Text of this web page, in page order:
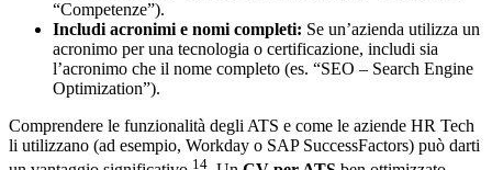
“Competenze”).
Includi acronimi e nomi completi: Se un’azienda utilizza un
acronimo per una tecnologia o certificazione, includi sia
l’acronimo che il nome completo (es. “SEO – Search Engine
Optimization”).
Comprendere le funzionalità degli ATS e come le aziende HR Tech
li utilizzano (ad esempio, Workday o SAP SuccessFactors) può darti
14